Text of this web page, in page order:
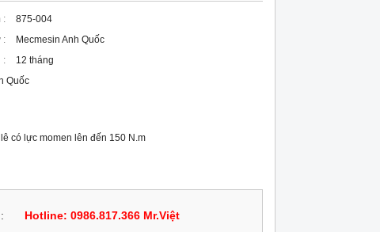
:
875-004
:
Mecmesin Anh Quốc
:
12 tháng
Quốc
có lực momen lên đến 150 N.m
Hotline: 0986.817.366 Mr.Việt